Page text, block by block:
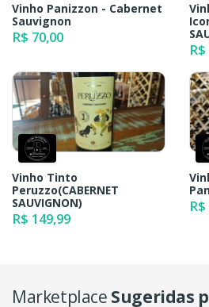
Vinho Panizzon - Cabernet
Sauvignon
R$ 70,00
Vinho Tinto
Peruzzo(CABERNET
SAUVIGNON)
R$ 149,99
Marketplace Sugeridas